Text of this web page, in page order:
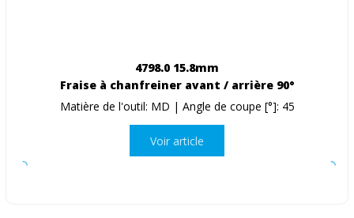
4798.0 15.8mm
Fraise à chanfreiner avant / arrière 90°
Matière de l'outil: MD | Angle de coupe [°]: 45
Voir article